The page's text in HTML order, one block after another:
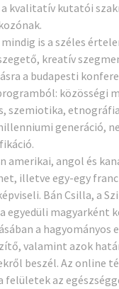
kvalitatív kutatói
is a széles
kreatív
a budapesti
: közösségi
szemiotika,
generáció,
amerikai, angol és
illetve egy-egy
Bán Csilla, a
egyedüli magyarként
a hagyományos
valamint azok
beszél. Az online
felületek az